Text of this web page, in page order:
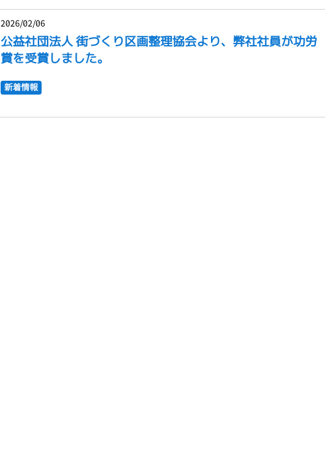
2026/02/06
公益社団法人 街づくり区画整理協会より、弊社社員が功労
賞を受賞しました。
新着情報